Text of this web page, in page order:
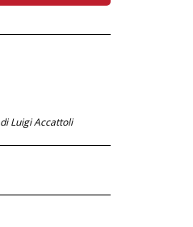
di Luigi Accattoli